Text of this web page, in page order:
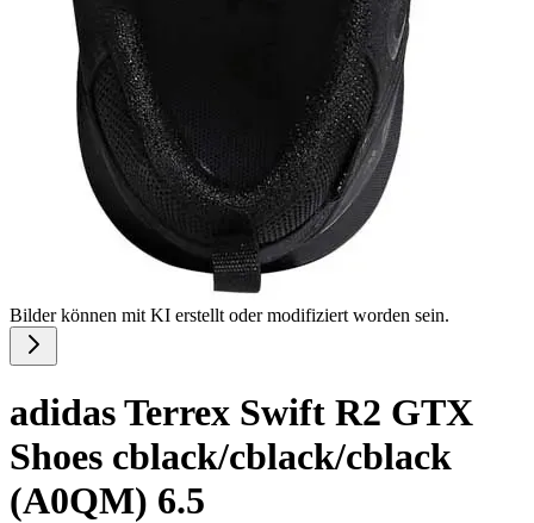
Bilder können mit KI erstellt oder modifiziert worden sein.
adidas Terrex Swift R2 GTX
Shoes cblack/cblack/cblack
(A0QM) 6.5